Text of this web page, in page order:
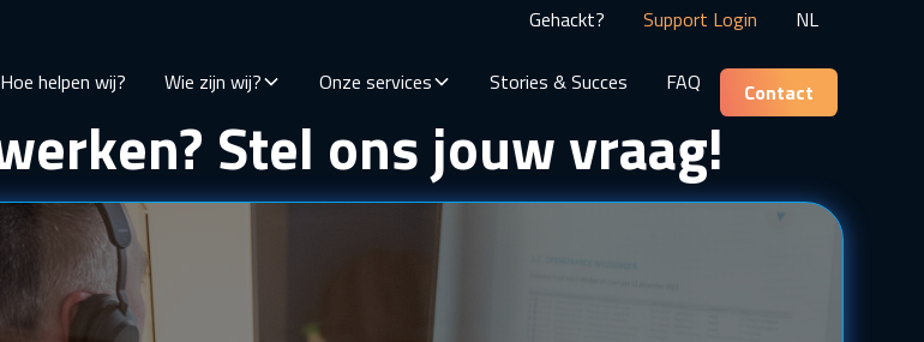
Gehackt? Support Login NL
Hoe helpen wij? Wie zijn wij? Onze services Stories & Succes FAQ Contact
Stel ons jouw vraag!